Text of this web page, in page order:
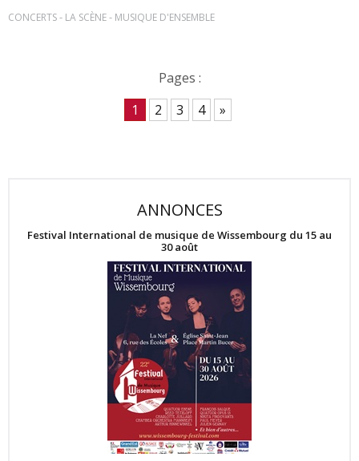
CONCERTS- LA SCÈNE- MUSIQUE D'ENSEMBLE
Pages :
1
2 3 4 »
ANNONCES
Festival International de musique de Wissembourg du 15 au
30 août